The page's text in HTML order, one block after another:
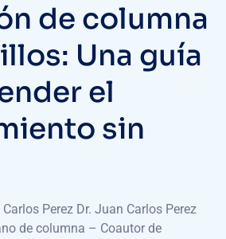
de columna
Una guía
el
sin
Perez Dr. Juan Carlos Perez
de columna – Coautor de